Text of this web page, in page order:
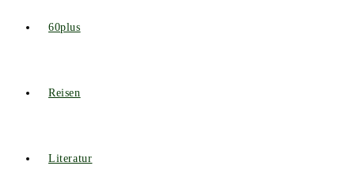
60plus
Reisen
Literatur